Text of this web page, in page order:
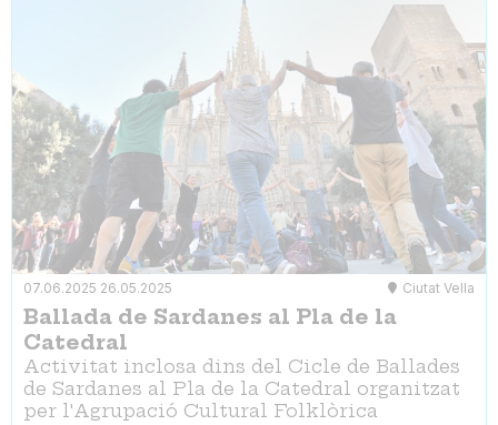
07.06.2025 26.05.2025 Ciutat Vella
Ballada de Sardanes al Pla de la
Catedral
Activitat inclosa dins del Cicle de Ballades
de Sardanes al Pla de la Catedral organitzat
per l'Agrupació Cultural Folklòrica